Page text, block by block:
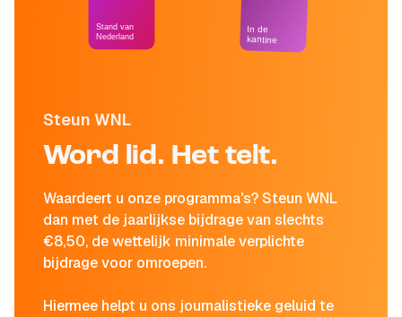
Steun WNL
Word lid. Het telt.
Waardeert u onze programma's? Steun WNL
dan met de jaarlijkse bijdrage van slechts
€8,50, de wettelijk minimale verplichte
bijdrage voor omroepen.
Hiermee helpt u ons journalistieke geluid te
Stand van
Nederland
In de
kantine